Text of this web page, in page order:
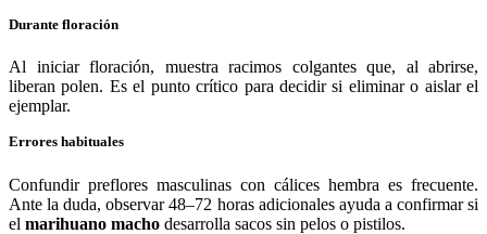
Durante floración
Al iniciar floración, muestra racimos colgantes que, al abrirse,
liberan polen. Es el punto crítico para decidir si eliminar o aislar el
ejemplar.
Errores habituales
Confundir preflores masculinas con cálices hembra es frecuente.
Ante la duda, observar 48–72 horas adicionales ayuda a confirmar si
el marihuano macho desarrolla sacos sin pelos o pistilos.